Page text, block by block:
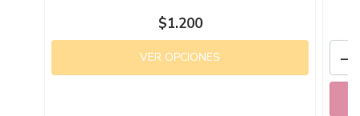
$1.200
VER OPCIONES -